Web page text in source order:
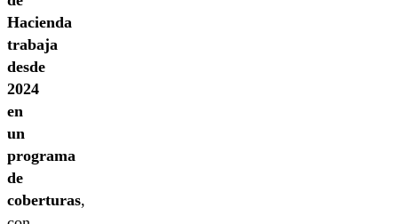
Hacienda
trabaja
desde
2024
en
un
programa
de
coberturas,